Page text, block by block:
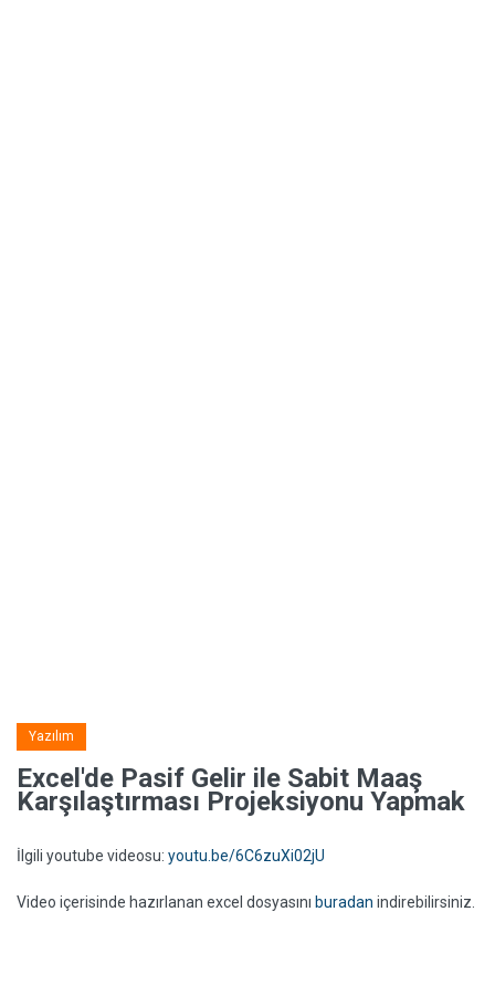
Yazılım
Excel'de Pasif Gelir ile Sabit Maaş
Karşılaştırması Projeksiyonu Yapmak
İlgili youtube videosu: youtu.be/6C6zuXi02jU
Video içerisinde hazırlanan excel dosyasını buradan indirebilirsiniz.